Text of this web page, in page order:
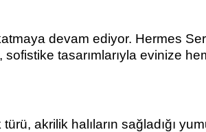
devam ediyor. Hermes
tasarımlarıyla evinize
akrilik halıların sağladığı